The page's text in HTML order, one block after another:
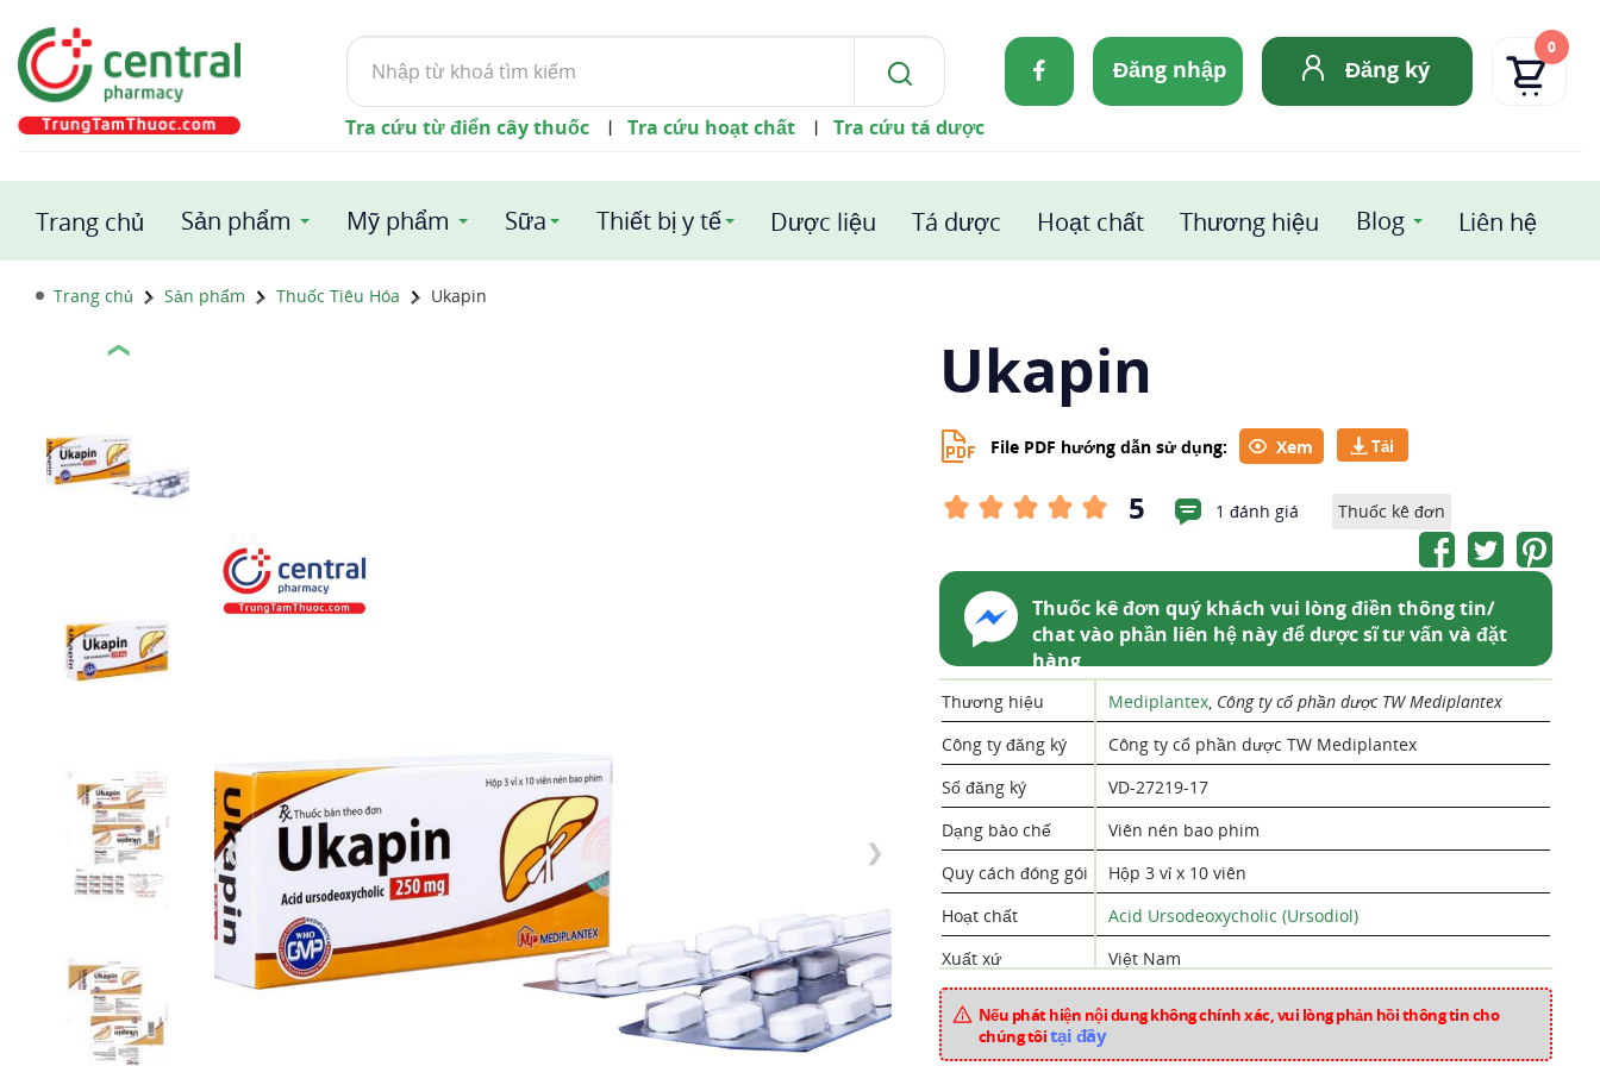
Tìm
kiếm
Đăng nhập Đăng ký
0
Tra cứu từ điển cây thuốc | Tra cứu hoạt chất | Tra cứu tá dược
Trang chủ Sản phẩm Mỹ phẩm Sữa Thiết bị y tế Dược liệu Tá dược Hoạt chất Thương hiệu Blog Liên hệ
Trang chủ Sản phẩm Thuốc Tiêu Hóa Ukapin
❮
❮ ❯
Ukapin
File PDF hướng dẫn sử dụng: Xem
5 1 đánh giá Thuốc kê đơn
Thuốc kê đơn quý khách vui lòng điền thông tin/
chat vào phần liên hệ này để dược sĩ tư vấn và đặt
hàng
Thương hiệu Mediplantex, Công ty cổ phần dược TW Mediplantex
Công ty đăng ký
Công ty cổ phần dược TW Mediplantex
Số đăng ký
VD-27219-17
Dạng bào chế
Viên nén bao phim
Quy cách đóng gói
Hộp 3 vỉ x 10 viên
Hoạt chất
Acid Ursodeoxycholic (Ursodiol)
Xuất xứ
Việt Nam
Mã sản phẩm
Chuyên mục
Nếu phát hiện nội dung không chính xác, vui lòng phản hồi thông tin cho
chúng tôitại đây